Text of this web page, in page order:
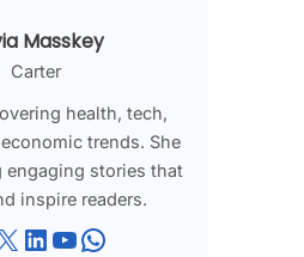
Masskey
Carter
health, tech,
trends. She
engaging stories that
inspire readers.
LinkedIn YouTube WhatsApp